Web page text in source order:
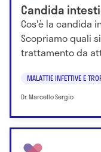
Candida
Cos'è la candida
Scopriamo quali
trattamento da
MALATTIE INFETTIVE E
Dr. Marcello Sergio